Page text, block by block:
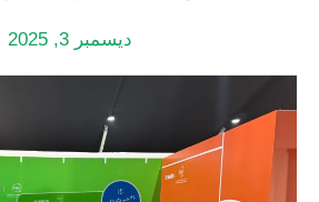
ديسمبر 3, 2025